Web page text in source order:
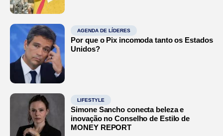
AGENDA DE LÍDERES
Por que o Pix incomoda tanto os Estados
Unidos?
LIFESTYLE
Simone Sancho conecta beleza e
inovação no Conselho de Estilo de
MONEY REPORT